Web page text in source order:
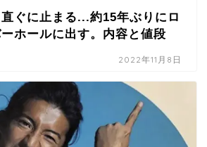
ぐに止まる...約15年ぶりにロ
ホールに出す。内容と値段
2022年11月8日